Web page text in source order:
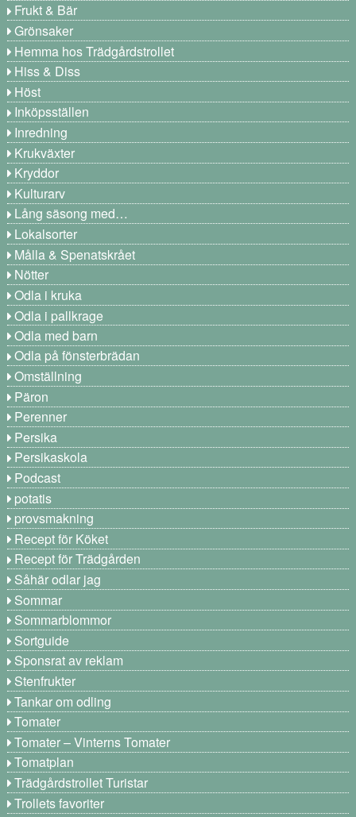
Frukt & Bär
Grönsaker
Hemma hos Trädgårdstrollet
Hiss & Diss
Höst
Inköpsställen
Inredning
Krukväxter
Kryddor
Kulturarv
Lång säsong med…
Lokalsorter
Målla & Spenatskrået
Nötter
Odla i kruka
Odla i pallkrage
Odla med barn
Odla på fönsterbrädan
Omställning
Päron
Perenner
Persika
Persikaskola
Podcast
potatis
provsmakning
Recept för Köket
Recept för Trädgården
Såhär odlar jag
Sommar
Sommarblommor
Sortguide
Sponsrat av reklam
Stenfrukter
Tankar om odling
Tomater
Tomater – Vinterns Tomater
Tomatplan
Trädgårdstrollet Turistar
Trollets favoriter